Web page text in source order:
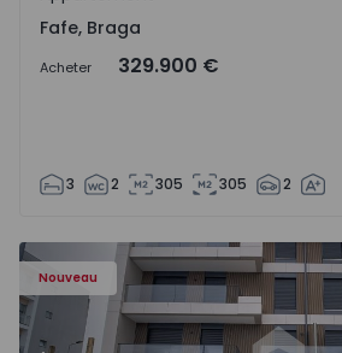
Fafe, Braga
Acheter 329.900 €
3 2 305 305 2
Nouveau